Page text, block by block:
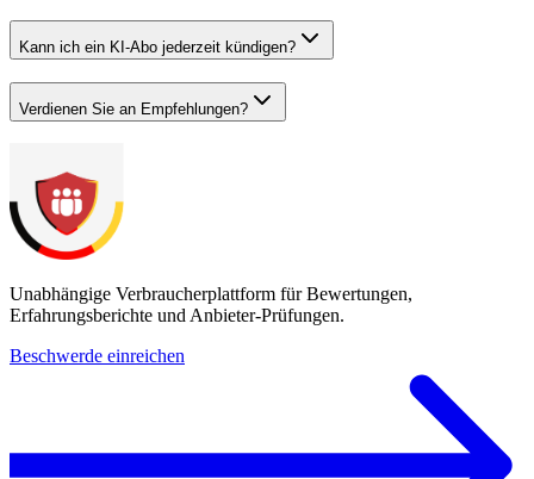
Kann ich ein KI-Abo jederzeit kündigen?
Verdienen Sie an Empfehlungen?
Unabhängige Verbraucherplattform für Bewertungen,
Erfahrungsberichte und Anbieter-Prüfungen.
Beschwerde einreichen